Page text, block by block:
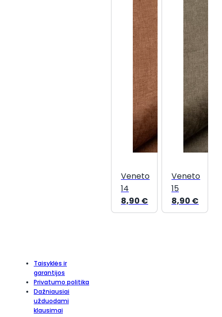
Veneto
14
8,90 €
Veneto
15
8,90 €
Taisyklės ir
garantijos
Privatumo politika
Dažniausiai
užduodami
klausimai